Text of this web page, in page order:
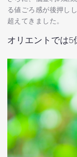
る値ごろ感が後押し
超えてきました。
オリエントでは5